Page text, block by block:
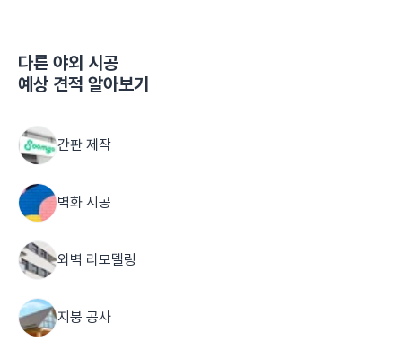
다른 야외 시공
예상 견적 알아보기
간판 제작
벽화 시공
외벽 리모델링
지붕 공사